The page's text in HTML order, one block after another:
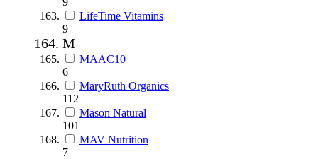
LifeTime Vitamins
9
M
MAAC10
6
MaryRuth Organics
112
Mason Natural
101
MAV Nutrition
7